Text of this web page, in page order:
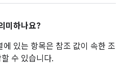
미하나요?
있는 항목은 참조 값이 속한 조
수 있습니다.